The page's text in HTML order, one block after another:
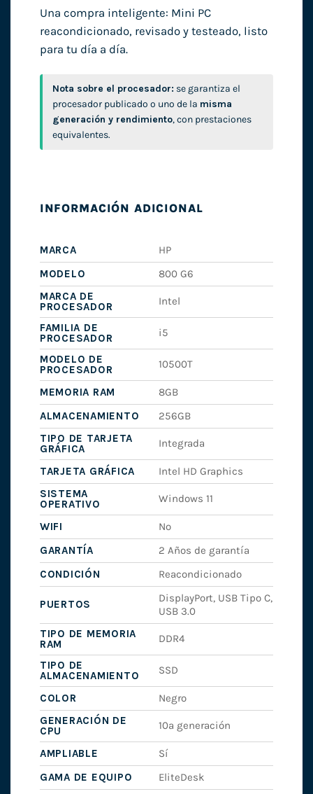
Una compra inteligente: Mini PC
reacondicionado, revisado y testeado, listo
para tu día a día.
Nota sobre el procesador: se garantiza el
procesador publicado o uno de la misma
generación y rendimiento, con prestaciones
equivalentes.
INFORMACIÓN ADICIONAL
MARCA
HP
MODELO
800 G6
MARCA DE
PROCESADOR
Intel
FAMILIA DE
PROCESADOR
i5
MODELO DE
PROCESADOR
10500T
MEMORIA RAM
8GB
ALMACENAMIENTO
256GB
TIPO DE TARJETA
GRÁFICA
Integrada
TARJETA GRÁFICA
Intel HD Graphics
SISTEMA
OPERATIVO
Windows 11
WIFI
No
GARANTÍA
2 Años de garantía
CONDICIÓN
Reacondicionado
PUERTOS
DisplayPort, USB Tipo C,
USB 3.0
TIPO DE MEMORIA
RAM
DDR4
TIPO DE
ALMACENAMIENTO
SSD
COLOR
Negro
GENERACIÓN DE
CPU
10ª generación
AMPLIABLE
Sí
GAMA DE EQUIPO
EliteDesk